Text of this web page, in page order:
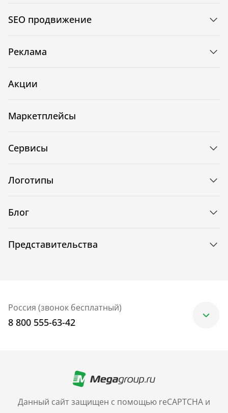
Данный сайт защищен с помощью reCAPTCHA и
SEO продвижение
Реклама
Акции
Маркетплейсы
Сервисы
Логотипы
Блог
Представительства
Россия (звонок бесплатный)
8 800 555-63-42
+7 (499) 705-30-10
Санкт-Петербург